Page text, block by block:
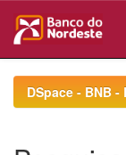
navigationDSpace - BNB